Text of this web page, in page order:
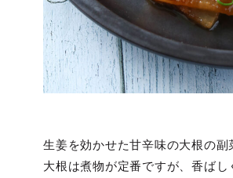
生姜を効かせた甘辛味の大根の副
大根は煮物が定番ですが、香ばし